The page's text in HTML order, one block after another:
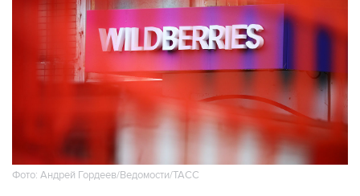
Фото: Андрей Гордеев/Ведомости/ТАСС